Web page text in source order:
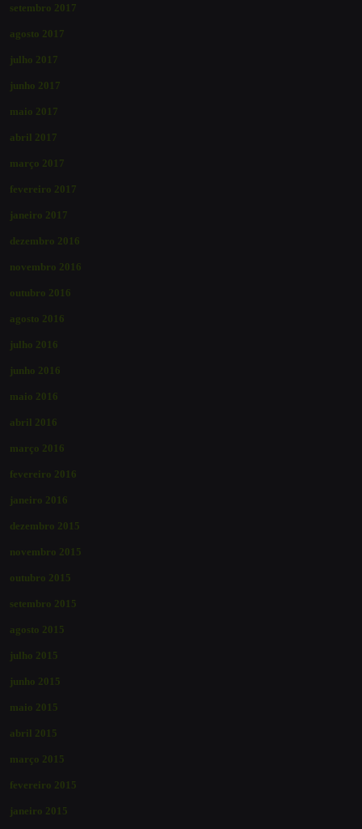
setembro 2017
agosto 2017
julho 2017
junho 2017
maio 2017
abril 2017
março 2017
fevereiro 2017
janeiro 2017
dezembro 2016
novembro 2016
outubro 2016
agosto 2016
julho 2016
junho 2016
maio 2016
abril 2016
março 2016
fevereiro 2016
janeiro 2016
dezembro 2015
novembro 2015
outubro 2015
setembro 2015
agosto 2015
julho 2015
junho 2015
maio 2015
abril 2015
março 2015
fevereiro 2015
janeiro 2015